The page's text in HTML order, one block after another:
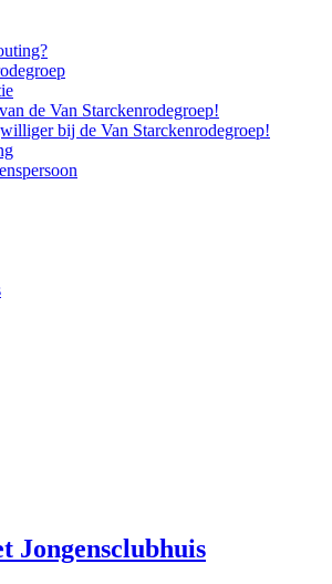
de Van Starckenrodegroep!
bij de Van Starckenrodegroep!
Jongensclubhuis